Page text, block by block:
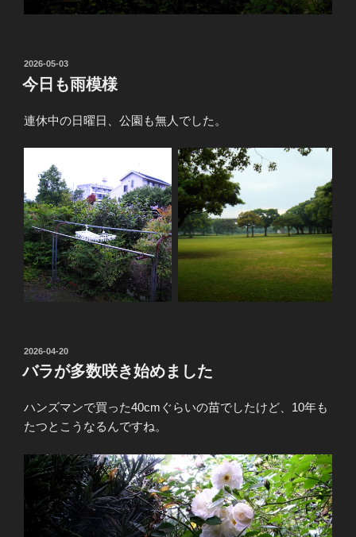
投
稿
日:
2026-05-03
今日も雨模様
連休中の日曜日、公園も無人でした。
投
日:
2026-04-20
バラが多数咲き始めました
ハンズマンで買った40cmぐらいの苗でしたけど、10年も
たつとこうなるんですね。